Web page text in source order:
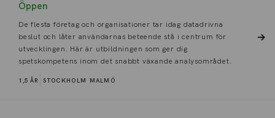
Öppen
De flesta företag och organisationer tar idag datadrivna
beslut och låter användarnas beteende stå i centrum för
utvecklingen. Här är utbildningen som ger dig
spetskompetens inom det snabbt växande analysområdet.
1,5 ÅR STOCKHOLM MALMÖ